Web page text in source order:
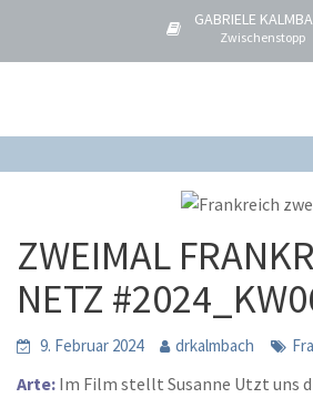
i
c
GABRIELE
Zwischenstopp
ZWEIMAL FRANKREICH IM NETZ
ZWEIMAL
NETZ
9. Februar 2024 drkalmbach
Arte: Im Film stellt Susanne Utzt uns